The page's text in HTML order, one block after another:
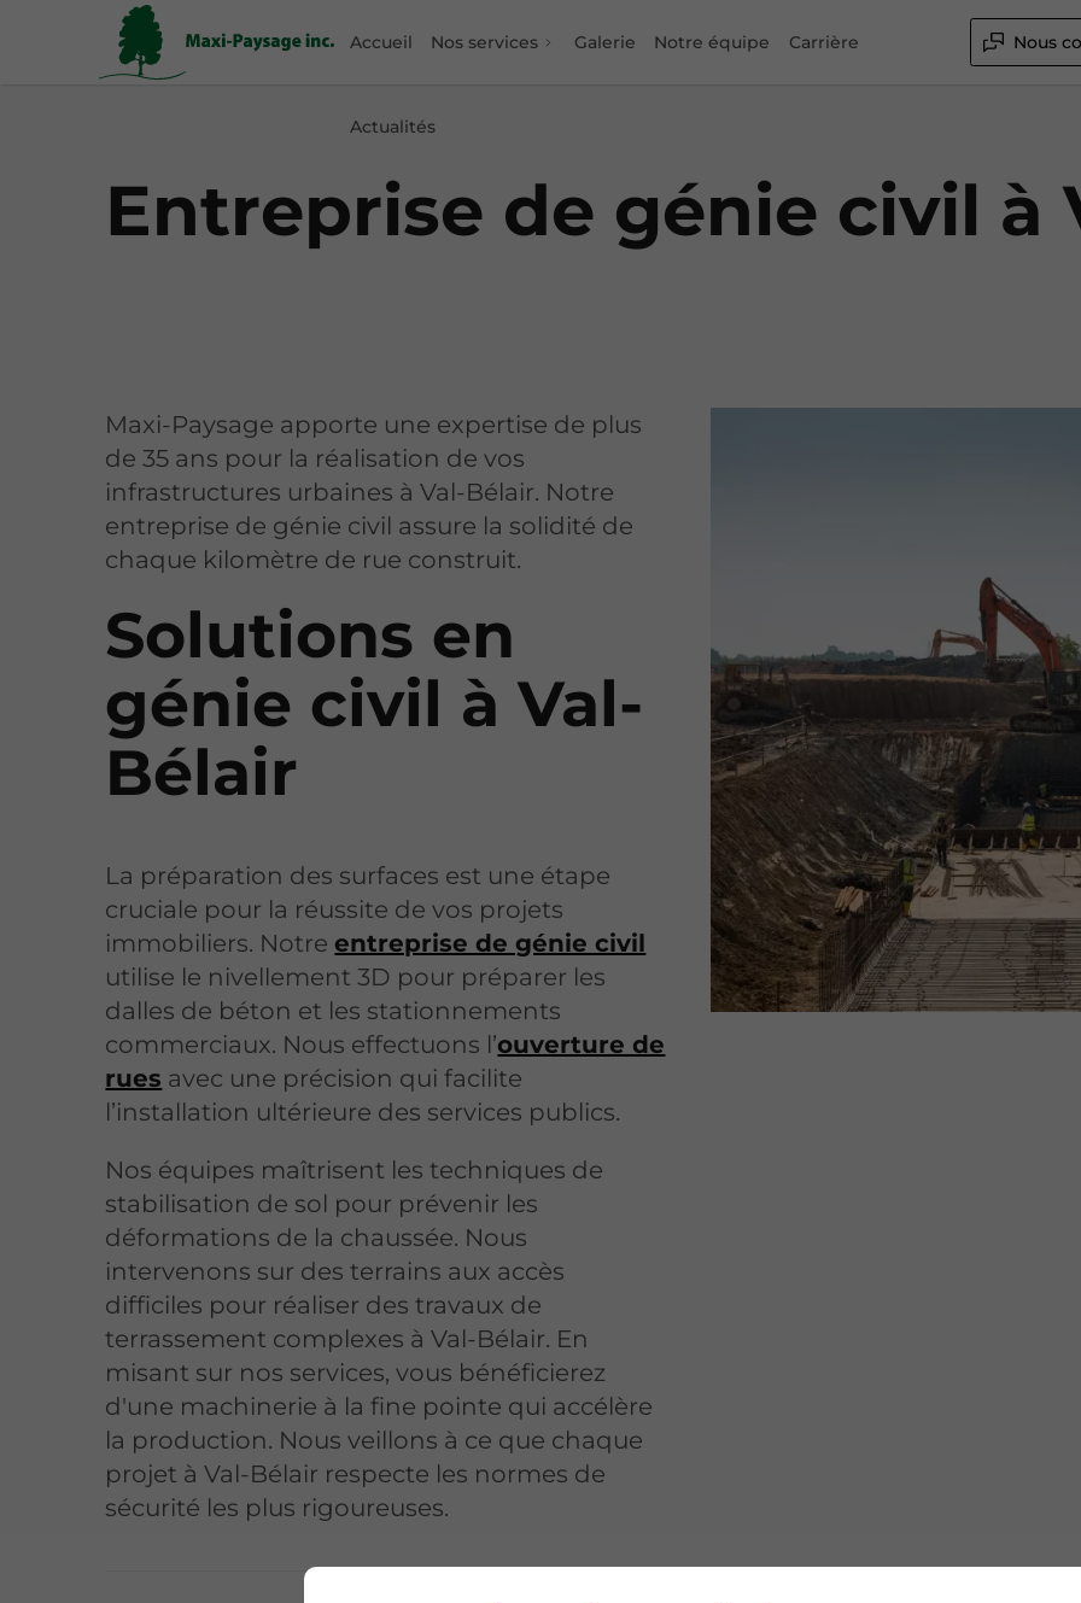
Accueil Nos services Galerie Notre équipe Carrière
Actualités
Nous
Entreprise de génie civil à
Maxi-Paysage apporte une expertise de plus
de 35 ans pour la réalisation de vos
infrastructures urbaines à Val-Bélair. Notre
entreprise de génie civil assure la solidité de
chaque kilomètre de rue construit.
Solutions en
génie civil à Val-
Bélair
La préparation des surfaces est une étape
cruciale pour la réussite de vos projets
immobiliers. Notreentreprise de génie civil
utilise le nivellement 3D pour préparer les
dalles de béton et les stationnements
commerciaux. Nous effectuons l’ouverture de
rues avec une précision qui facilite
l’installation ultérieure des services publics.
Nos équipes maîtrisent les techniques de
stabilisation de sol pour prévenir les
déformations de la chaussée. Nous
intervenons sur des terrains aux accès
difficiles pour réaliser des travaux de
terrassement complexes à Val-Bélair. En
misant sur nos services, vous bénéficierez
d'une machinerie à la fine pointe qui accélère
la production. Nous veillons à ce que chaque
projet à Val-Bélair respecte les normes de
sécurité les plus rigoureuses.